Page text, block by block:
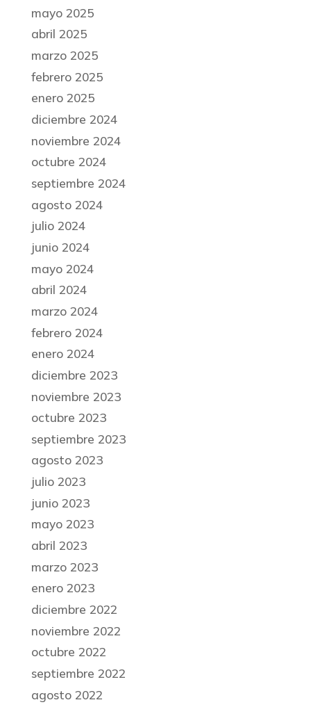
mayo 2025
abril 2025
marzo 2025
febrero 2025
enero 2025
diciembre 2024
noviembre 2024
octubre 2024
septiembre 2024
agosto 2024
julio 2024
junio 2024
mayo 2024
abril 2024
marzo 2024
febrero 2024
enero 2024
diciembre 2023
noviembre 2023
octubre 2023
septiembre 2023
agosto 2023
julio 2023
junio 2023
mayo 2023
abril 2023
marzo 2023
enero 2023
diciembre 2022
noviembre 2022
octubre 2022
septiembre 2022
agosto 2022